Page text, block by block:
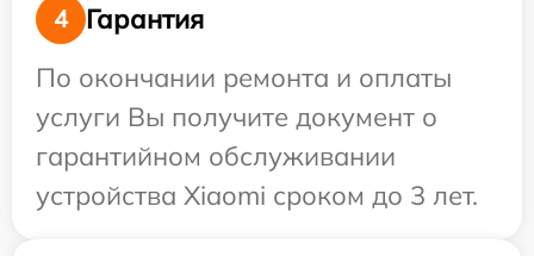
4
Гарантия
По окончании ремонта и оплаты
услуги Вы получите документ о
гарантийном обслуживании
устройства Xiaomi сроком до 3 лет.